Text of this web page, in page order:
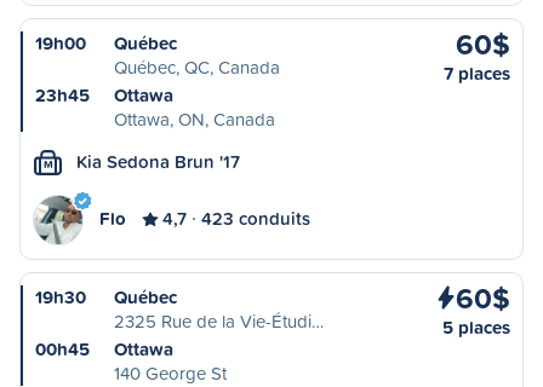
19h00
Québec
Québec, QC, Canada
23h45
Ottawa
Ottawa, ON, Canada
60$
7 places
M Kia Sedona Brun '17
Flo 4,7 423 conduits
19h30
Québec
2325 Rue de la Vie-Étudi…
00h45
Ottawa
140 George St
60$
5 places